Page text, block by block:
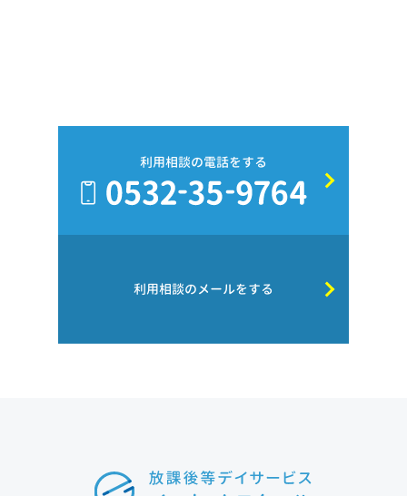
利用相談の電話をする
利用相談のメールをする